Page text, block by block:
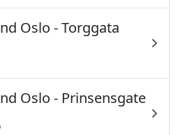
Oslo - Torggata
Oslo - Prinsensgate